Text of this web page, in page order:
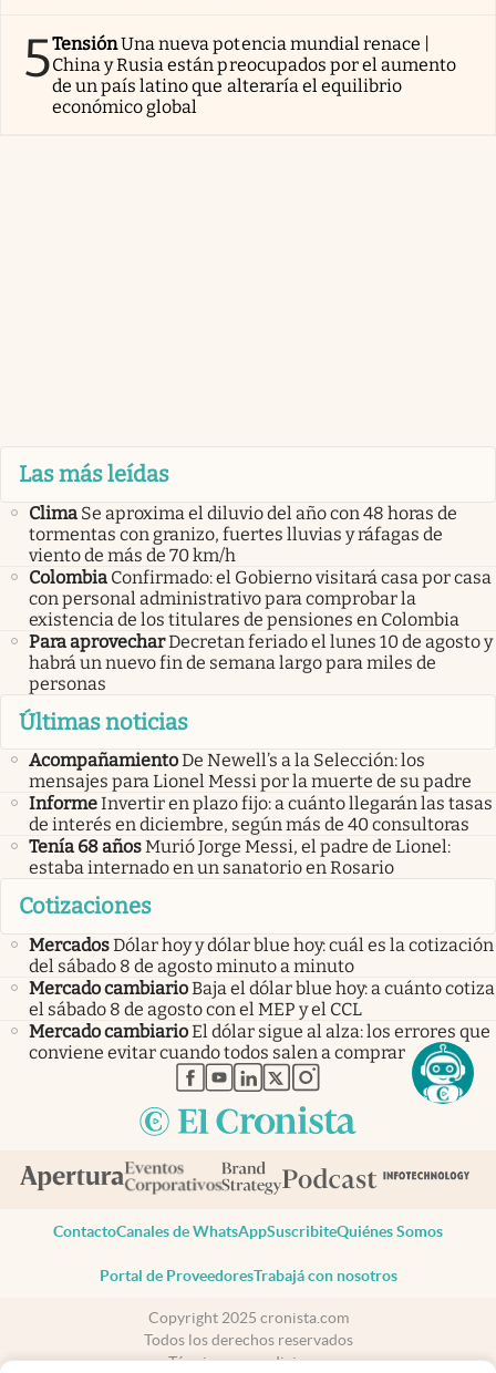
5TensiónUna nueva potencia mundial renace |
China y Rusia están preocupados por el aumento
de un país latino que alteraría el equilibrio
económico global
Las más leídas
Clima Se aproxima el diluvio del año con 48 horas de
tormentas con granizo, fuertes lluvias y ráfagas de
viento de más de 70 km/h
Colombia Confirmado: el Gobierno visitará casa por casa
con personal administrativo para comprobar la
existencia de los titulares de pensiones en Colombia
Para aprovecharDecretan feriado el lunes 10 de agosto y
habrá un nuevo fin de semana largo para miles de
personas
Últimas noticias
AcompañamientoDe Newell’s a la Selección: los
mensajes para Lionel Messi por la muerte de su padre
InformeInvertir en plazo fijo: a cuánto llegarán las tasas
de interés en diciembre, según más de 40 consultoras
Tenía 68 añosMurió Jorge Messi, el padre de Lionel:
estaba internado en un sanatorio en Rosario
Cotizaciones
MercadosDólar hoy y dólar blue hoy: cuál es la cotización
del sábado 8 de agosto minuto a minuto
Mercado cambiarioBaja el dólar blue hoy: a cuánto cotiza
el sábado 8 de agosto con el MEP y el CCL
Mercado cambiarioEl dólar sigue al alza: los errores que
conviene evitar cuando todos salen a comprar
abre en nueva pestaña
abre en nueva pestaña
abre en nueva pestaña
abre en nueva pestaña
abre en nueva pestaña
ContactoCanales de WhatsAppSuscribiteQuiénes Somos
Portal de ProveedoresTrabajá con nosotros
Copyright 2025 cronista.com
Todos los derechos reservados
Términos y condiciones